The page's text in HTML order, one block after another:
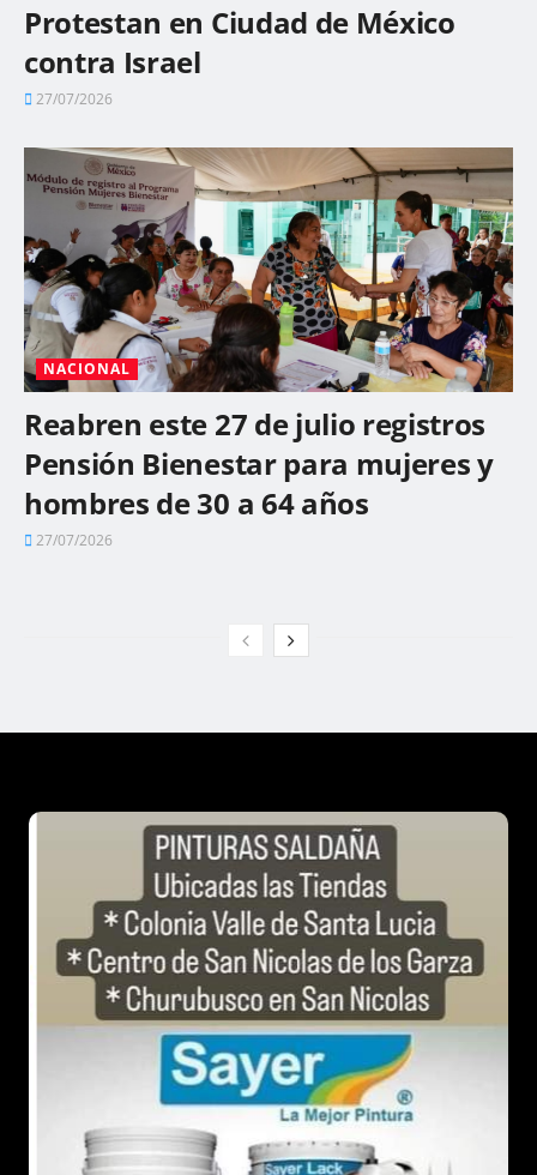
Protestan en Ciudad de México
contra Israel
27/07/2026
NACIONAL
Reabren este 27 de julio registros
Pensión Bienestar para mujeres y
hombres de 30 a 64 años
27/07/2026